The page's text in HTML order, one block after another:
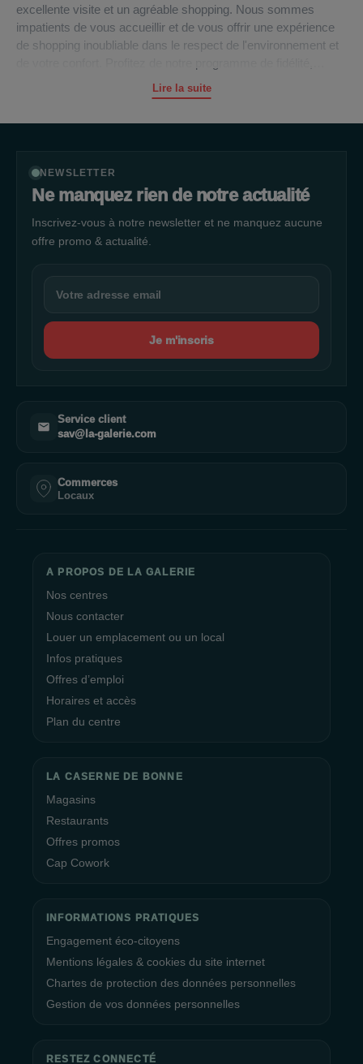
excellente visite et un agréable shopping. Nous sommes
impatients de vous accueillir et de vous offrir une expérience
de shopping inoubliable dans le respect de l'environnement et
explorez nos boutiques variées et dégustez de délicieux repas
tout en faisant vos achats. Nous espérons vous voir bientôt à
Lire la suite
NEWSLETTER
Ne manquez rien de notre actualité
Inscrivez-vous à notre newsletter et ne manquez aucune
offre promo & actualité.
Je m'inscris
Service client
sav@la-galerie.com
Commerces
Locaux
A PROPOS DE LA GALERIE
Nos centres
Nous contacter
Louer un emplacement ou un local
Infos pratiques
Offres d’emploi
Horaires et accès
Plan du centre
LA CASERNE DE BONNE
Magasins
Restaurants
Offres promos
Cap Cowork
INFORMATIONS PRATIQUES
Engagement éco-citoyens
Mentions légales & cookies du site internet
Chartes de protection des données personnelles
Gestion de vos données personnelles
RESTEZ CONNECTÉ